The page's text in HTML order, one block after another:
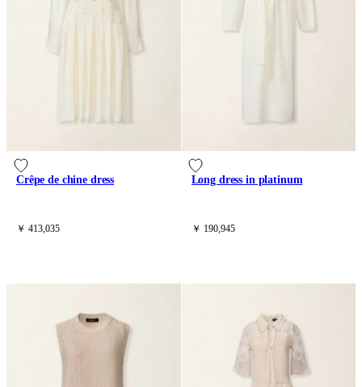
Crêpe de chine dress
￥ 413,035
Long dress in platinum
￥ 190,945